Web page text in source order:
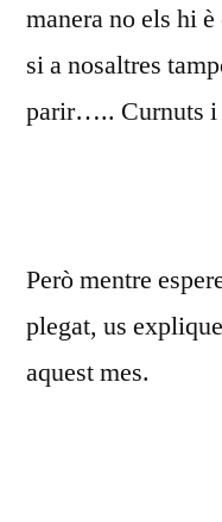
manera no els hi
si a nosaltres
parir….. Curnuts i
Però mentre
plegat, us
aquest mes.